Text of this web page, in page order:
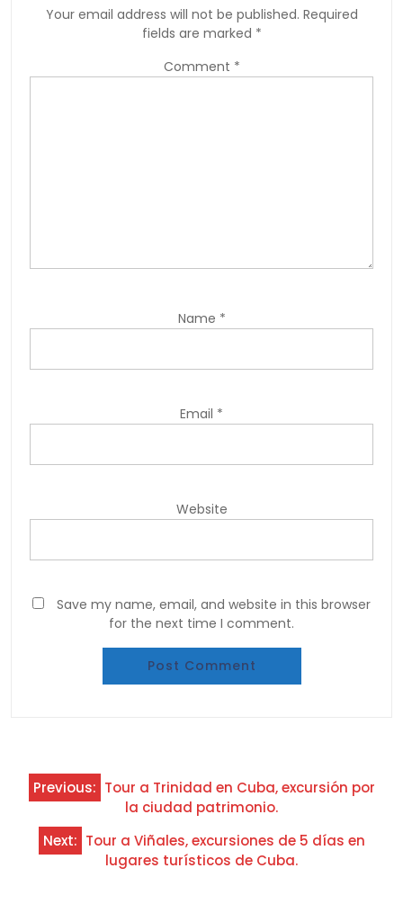
Your email address will not be published. Required
fields are marked *
Comment *
Name *
Email *
Website
Save my name, email, and website in this browser
for the next time I comment.
Post
navigation
Previous: Tour a Trinidad en Cuba, excursión por
la ciudad patrimonio.
Next: Tour a Viñales, excursiones de 5 días en
lugares turísticos de Cuba.